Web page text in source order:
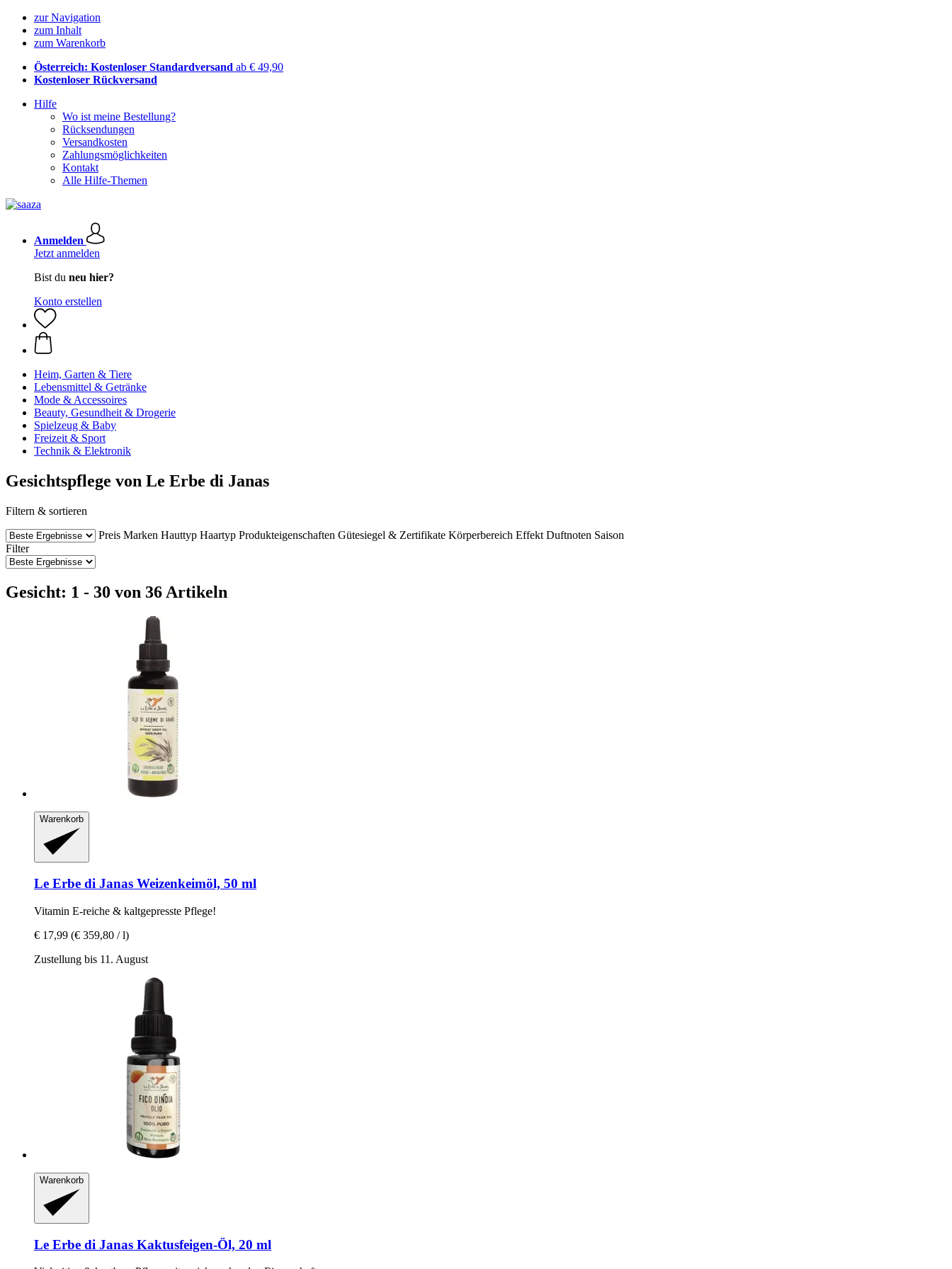
zur Navigation
zum Inhalt
zum Warenkorb
Österreich: Kostenloser Standardversand ab € 49,90
Kostenloser Rückversand
Hilfe
Wo ist meine Bestellung?
Rücksendungen
Versandkosten
Zahlungsmöglichkeiten
Kontakt
Alle Hilfe-Themen
Anmelden
Jetzt anmelden
Bist du neu hier?
Konto erstellen
Heim, Garten & Tiere
Lebensmittel & Getränke
Mode & Accessoires
Beauty, Gesundheit & Drogerie
Spielzeug & Baby
Freizeit & Sport
Technik & Elektronik
Gesichtspflege von Le Erbe di Janas
Filtern & sortieren
Preis Marken Hauttyp Haartyp Produkteigenschaften Gütesiegel & Zertifikate Körperbereich Effekt Duftnoten Saison
Filter
Gesicht: 1 - 30 von 36 Artikeln
Warenkorb
Le Erbe di Janas Weizenkeimöl, 50 ml
Vitamin E-​reiche & kaltgepresste Pflege!
€ 17,99 (€ 359,80 / l)
Zustellung bis 11. August
Warenkorb
Le Erbe di Janas Kaktusfeigen-​Öl, 20 ml